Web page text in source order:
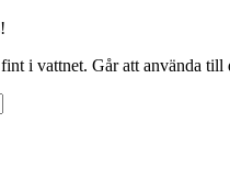
i vattnet. Går att använda